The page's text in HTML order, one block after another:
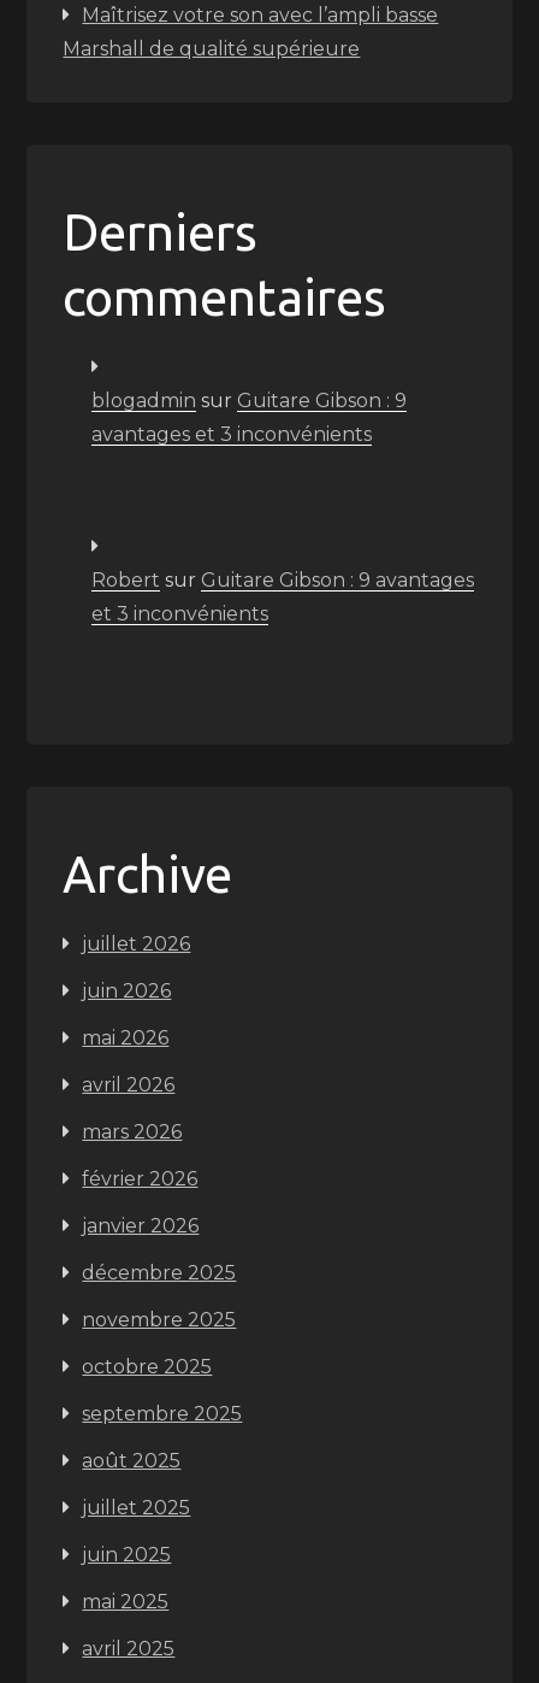
Maîtrisez votre son avec l’ampli basse
Marshall de qualité supérieure
Derniers
commentaires
blogadmin sur Guitare Gibson : 9
avantages et 3 inconvénients
Robert sur Guitare Gibson : 9 avantages
et 3 inconvénients
Archive
juillet 2026
juin 2026
mai 2026
avril 2026
mars 2026
février 2026
janvier 2026
décembre 2025
novembre 2025
octobre 2025
septembre 2025
août 2025
juillet 2025
juin 2025
mai 2025
avril 2025